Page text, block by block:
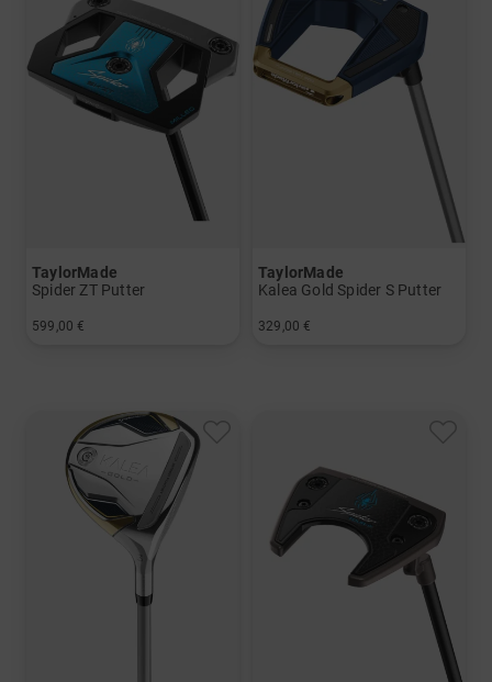
TaylorMade
Spider ZT Putter
599,00 €
TaylorMade
Kalea Gold Spider S Putter
329,00 €